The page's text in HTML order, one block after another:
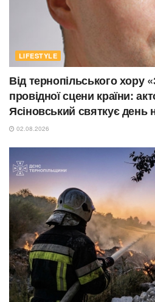
LIFESTYLE
Від тернопільського хору
провідної сцени країни:
Ясіновський святкує день
02.08.2026